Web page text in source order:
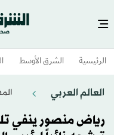
الرئيسية الشرق الأوسط​
العالم العربي
رياض منصور ينفي